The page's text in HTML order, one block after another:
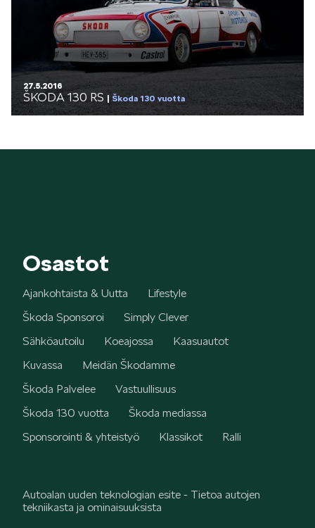
27.5.2016
ŠKODA 130 RS Škoda 130 vuotta
Osastot
Ajankohtaista & Uutta
Lifestyle
Škoda Sponsoroi
Simply Clever
Sähköautoilu
Koeajossa
Kaasuautot
Kuvassa
Meidän Škodamme
Škoda Palvelee
Vastuullisuus
Škoda 130 vuotta
Škoda mediassa
Sponsorointi & yhteistyö
Klassikot Ralli
Autoalan uuden teknologian esite - Tietoa autojen
tekniikasta ja ominaisuuksista